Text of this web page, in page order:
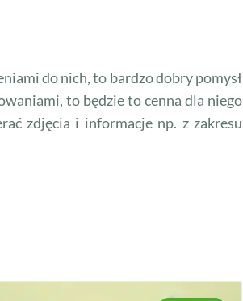
do nich, to bardzo dobry pomysł
to będzie to cenna dla niego
zdjęcia i informacje np. z zakresu